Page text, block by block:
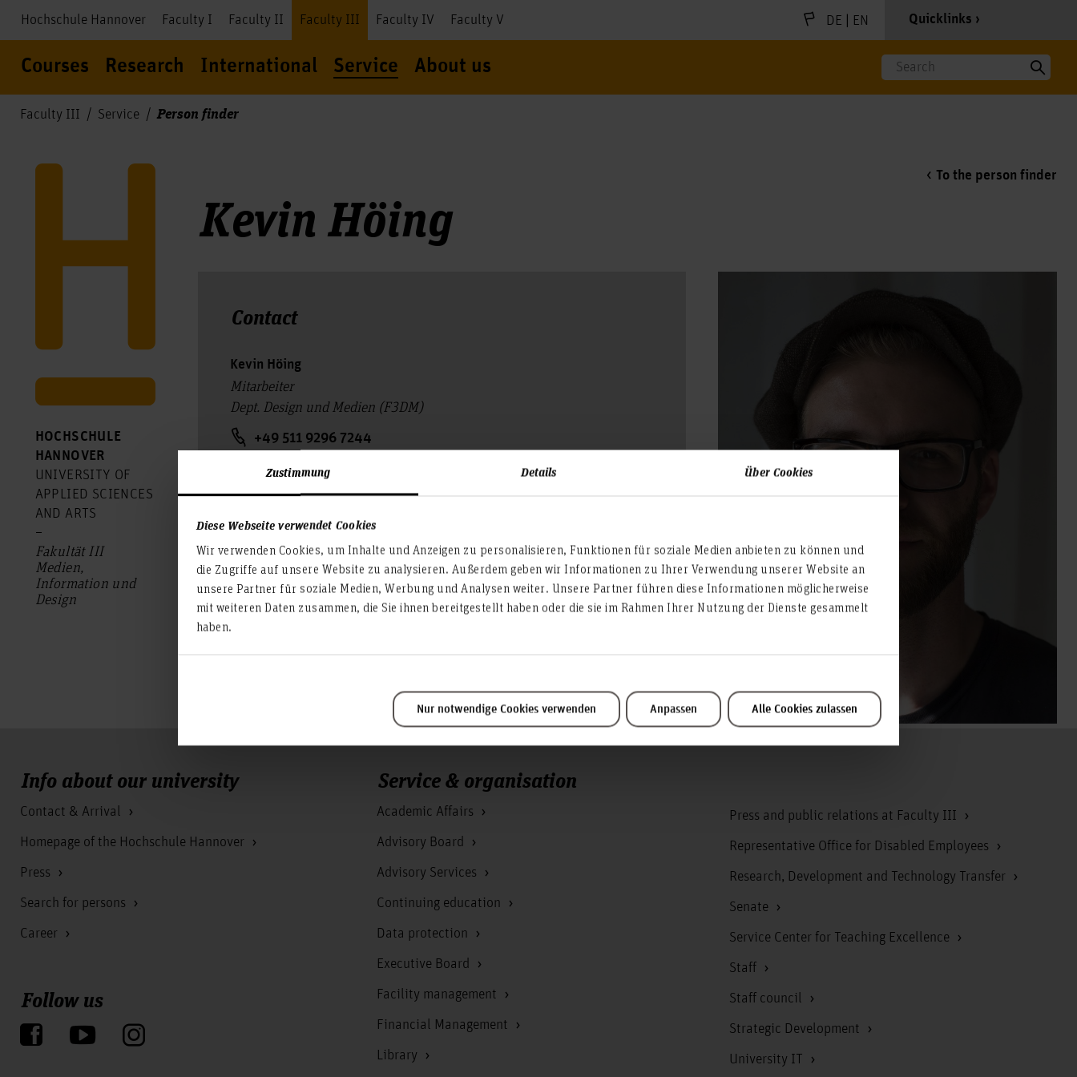
Zustimmung Details Über Cookies
Diese Webseite verwendet Cookies
Wir verwenden Cookies, um Inhalte und Anzeigen zu personalisieren, Funktionen für soziale Medien anbieten zu können und
die Zugriffe auf unsere Website zu analysieren. Außerdem geben wir Informationen zu Ihrer Verwendung unserer Website an
unsere Partner für soziale Medien, Werbung und Analysen weiter. Unsere Partner führen diese Informationen möglicherweise
mit weiteren Daten zusammen, die Sie ihnen bereitgestellt haben oder die sie im Rahmen Ihrer Nutzung der Dienste gesammelt
haben.
Nur notwendige Cookies verwenden Anpassen Alle Cookies zulassen
Hochschule Hannover Faculty I Faculty II Faculty III Faculty IV Faculty V DE | EN Quicklinks
Courses Research International Service About us Search
Faculty III Service Person finder
HOCHSCHULE
HANNOVER
UNIVERSITY OF
APPLIED SCIENCES
AND ARTS
–
Fakultät III
Medien,
Information und
Design
To the person finder
Kevin Höing
Contact
Kevin Höing
Mitarbeiter
Dept. Design und Medien (F3DM)
+49 511 9296 7244
Room: 2A.0.35
Expo Plaza 2
kevin.hoeing(at)hs-hannover.de
Info about our university
Contact & Arrival
Homepage of the Hochschule Hannover
Press
Search for persons
Career
Follow us
Service & organisation
Academic Affairs
Advisory Board
Advisory Services
Continuing education
Data protection
Executive Board
Facility management
Financial Management
Library
Press and public relations at Faculty III
Representative Office for Disabled Employees
Research, Development and Technology Transfer
Senate
Service Center for Teaching Excellence
Staff
Staff council
Strategic Development
University IT